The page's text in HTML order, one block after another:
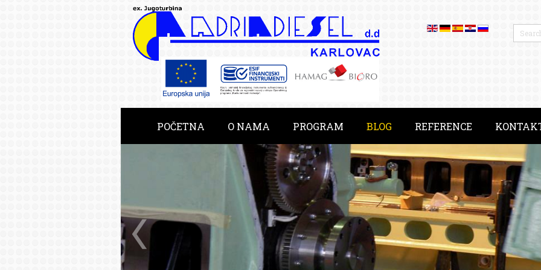
POČETNA O NAMA PROGRAM BLOG REFERENCE
RAZVOJNE USLUGE